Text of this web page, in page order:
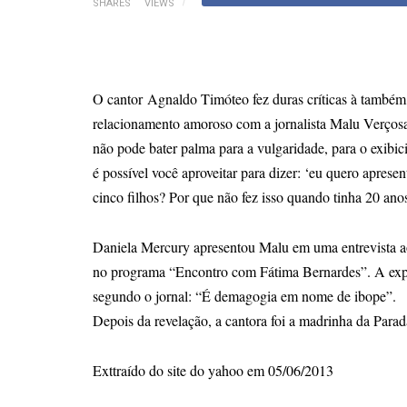
SHARES VIEWS
O cantor Agnaldo Timóteofez duras críticas à
relacionamento amoroso com a jornalista Malu
não pode bater palma para a vulgaridade, para o
é possível você aproveitar para dizer: ‘eu quero
cinco filhos? Por que não fez isso quando tinha 20
Daniela Mercury apresentou Malu em uma entrevista
no programa “Encontro com Fátima Bernardes”. A
segundo o jornal: “É demagogia em nome de ibope”.
Depois da revelação, a cantora foi a madrinha da
Exttraído do site do yahoo em 05/06/2013